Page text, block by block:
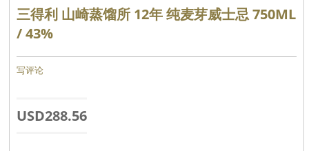
三得利 山崎蒸馏所 12年 纯麦芽威士忌 750ML
/ 43%
写评论
USD288.56